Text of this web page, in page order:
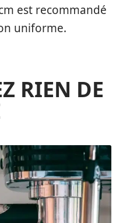
est recommandé
uniforme.
RIEN DE